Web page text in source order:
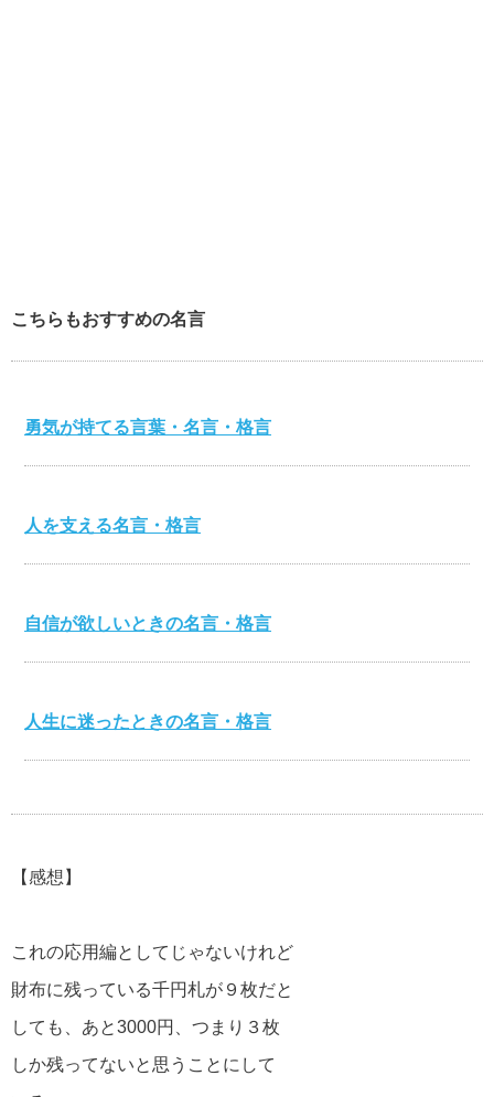
こちらもおすすめの名言
勇気が持てる言葉・名言・格言
人を支える名言・格言
自信が欲しいときの名言・格言
人生に迷ったときの名言・格言
心を打つ名言・格言
江原啓之の名言・格言
【感想】
これの応用編としてじゃないけれど
財布に残っている千円札が９枚だと
しても、あと3000円、つまり３枚
しか残ってないと思うことにして